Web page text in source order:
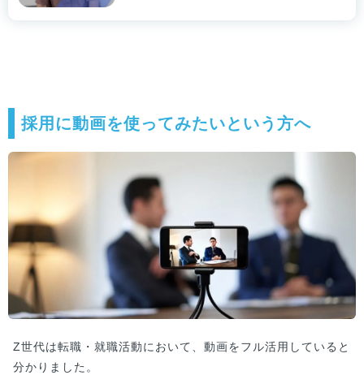
採用に動画を使ってみたいという方へ
Z世代は転職・就職活動において、動画をフル活用していると
分かりました。